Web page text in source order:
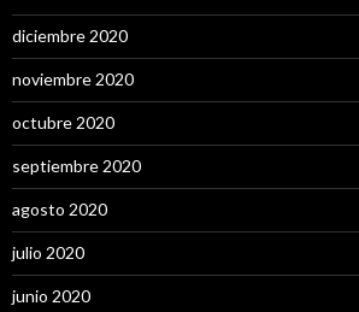
diciembre 2020
noviembre 2020
octubre 2020
septiembre 2020
agosto 2020
julio 2020
junio 2020